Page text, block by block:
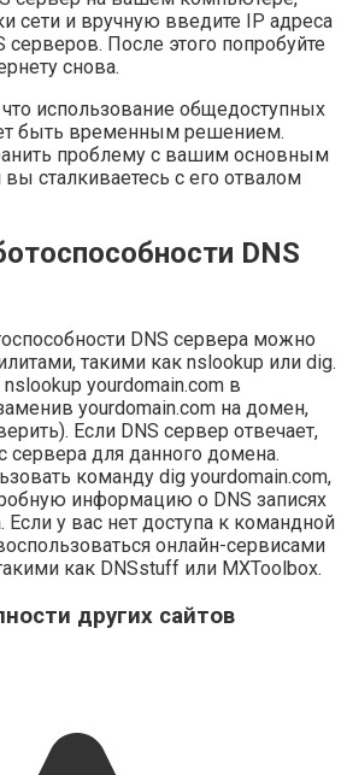
сети и вручную введите IP адреса
После этого попробуйте
снова.
использование общедоступных
быть временным решением.
проблему с вашим основным
сталкиваетесь с его отвалом
DNS
DNS сервера можно
такими как nslookup или dig.
yourdomain.com в
yourdomain.com на домен,
Если DNS сервер отвечает,
сервера для данного домена.
команду dig yourdomain.com,
информацию о DNS записях
у вас нет доступа к командной
онлайн-сервисами
как DNSstuff или MXToolbox.
других сайтов